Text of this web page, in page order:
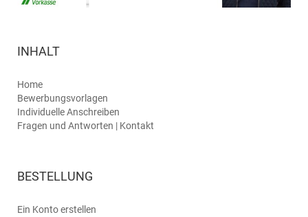
INHALT
Home
Bewerbungsvorlagen
Individuelle Anschreiben
Fragen und Antworten | Kontakt
BESTELLUNG
Ein Konto erstellen